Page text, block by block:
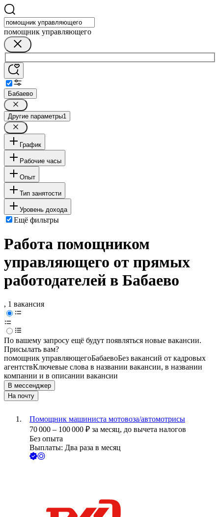
помощник управляющего
Бабаево
Другие параметры1
График
Рабочие часы
Опыт
Тип занятости
Уровень дохода
Ещё фильтры
Работа помощником
управляющего от прямых
работодателей в Бабаево
, 1 вакансия
По вашему запросу ещё будут появляться новые вакансии.
Присылать вам?
помощник управляющегоБабаевоБез вакансий от кадровых
агентствКлючевые слова в названии вакансии, в названии
компании и в описании вакансии
В мессенджер
На почту
Помощник машиниста мотовоза/автомотрисы
70 000 – 100 000 ₽ за месяц, до вычета налогов
Без опыта
Выплаты: Два раза в месяц